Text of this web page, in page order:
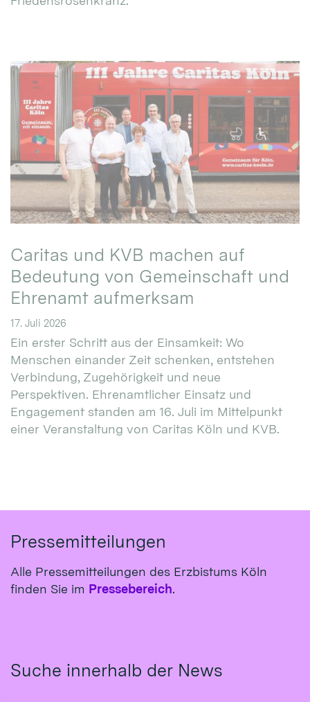
Caritas und KVB machen auf
Bedeutung von Gemeinschaft und
Ehrenamt aufmerksam
17. Juli 2026
Ein erster Schritt aus der Einsamkeit: Wo
Menschen einander Zeit schenken, entstehen
Verbindung, Zugehörigkeit und neue
Perspektiven. Ehrenamtlicher Einsatz und
Engagement standen am 16. Juli im Mittelpunkt
einer Veranstaltung von Caritas Köln und KVB.
Pressemitteilungen
Alle Pressemitteilungen des Erzbistums Köln
finden Sie im Pressebereich.
Suche innerhalb der News